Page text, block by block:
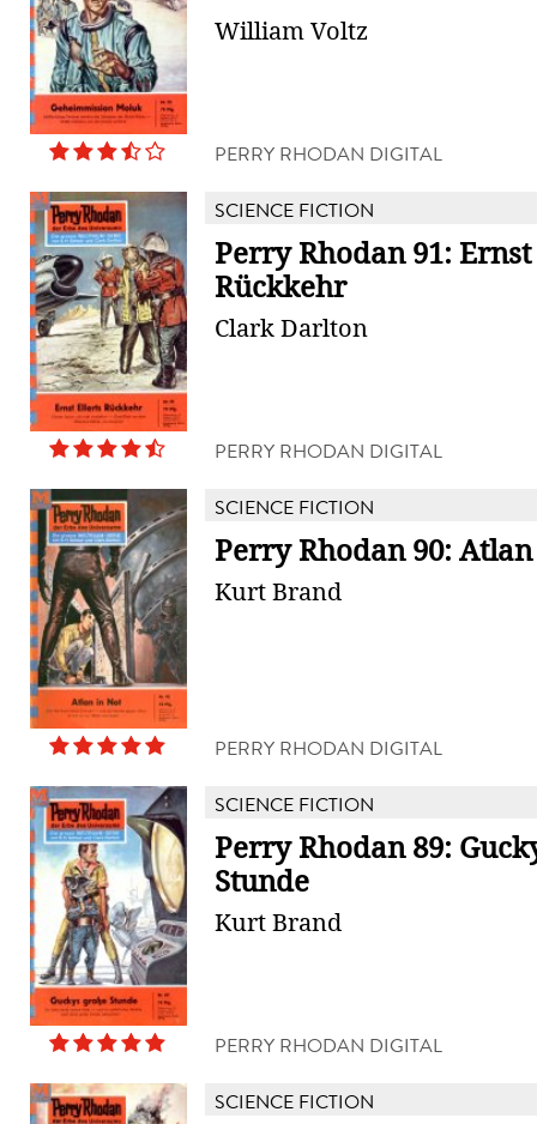
William Voltz
PERRY RHODAN DIGITAL
SCIENCE FICTION
Perry Rhodan 91:
Rückkehr
Clark Darlton
PERRY RHODAN DIGITAL
SCIENCE FICTION
Perry Rhodan 90:
Kurt Brand
PERRY RHODAN DIGITAL
SCIENCE FICTION
Perry Rhodan 89:
Stunde
Kurt Brand
PERRY RHODAN DIGITAL
SCIENCE FICTION